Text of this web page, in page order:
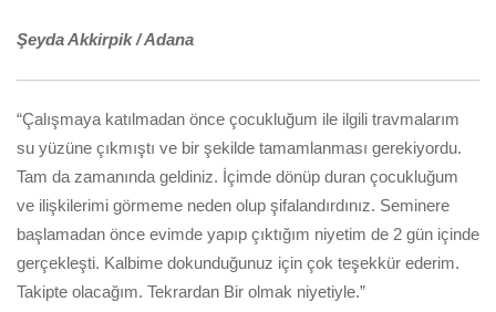
Şeyda Akkirpik / Adana
“Çalışmaya katılmadan önce çocukluğum ile ilgili travmalarım
su yüzüne çıkmıştı ve bir şekilde tamamlanması gerekiyordu.
Tam da zamanında geldiniz. İçimde dönüp duran çocukluğum
ve ilişkilerimi görmeme neden olup şifalandırdınız. Seminere
başlamadan önce evimde yapıp çıktığım niyetim de 2 gün içinde
gerçekleşti. Kalbime dokunduğunuz için çok teşekkür ederim.
Takipte olacağım. Tekrardan Bir olmak niyetiyle.”